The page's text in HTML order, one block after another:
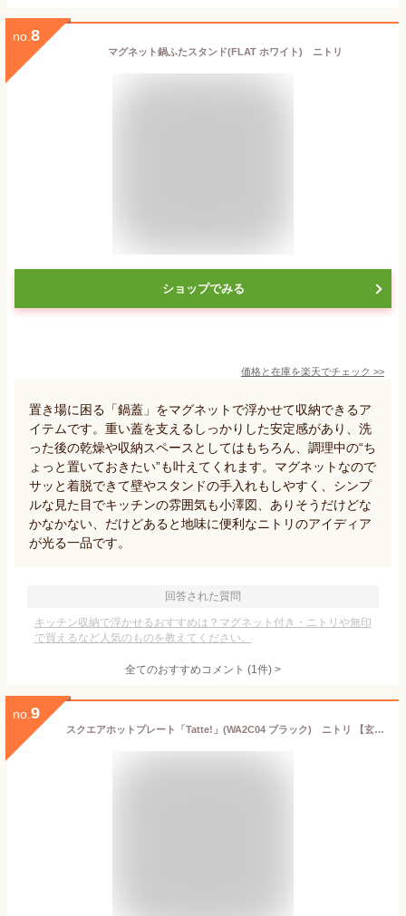
no. 8
マグネット鍋ふたスタンド(FLAT ホワイト) ニトリ
ショップでみる
価格と在庫を楽天でチェック >>
置き場に困る「鍋蓋」をマグネットで浮かせて収納できるア
イテムです。重い蓋を支えるしっかりした安定感があり、洗
った後の乾燥や収納スペースとしてはもちろん、調理中の“ち
ょっと置いておきたい”も叶えてくれます。マグネットなので
サッと着脱できて壁やスタンドの手入れもしやすく、シンプ
ルな見た目でキッチンの雰囲気も小澤図、ありそうだけどな
かなかない、だけどあると地味に便利なニトリのアイディア
が光る一品です。
回答された質問
キッチン収納で浮かせるおすすめは？マグネット付き・ニトリや無印
で買えるなど人気のものを教えてください。
全てのおすすめコメント (1件) >
no. 9
スクエアホットプレート「Tatte!」(WA2C04 ブラック) ニトリ 【玄関先迄納品】